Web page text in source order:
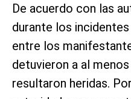
De acuerdo con las
durante los
entre los
detuvieron a al
resultaron heridas.